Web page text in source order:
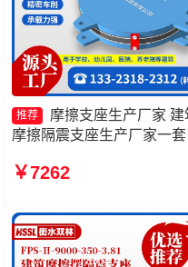
推荐
摩擦支座生产厂家 建
摩擦隔震支座生产厂家一
源头工厂 摩擦摆隔震支座
￥7262